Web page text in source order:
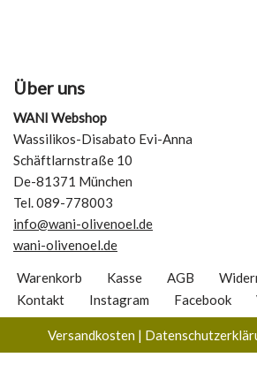
Über uns
WANI Webshop
Wassilikos-Disabato Evi-Anna
Schäftlarnstraße 10
De-81371 München
Tel. 089-778003
info@wani-olivenoel.de
wani-olivenoel.de
Warenkorb Kasse AGB
Kontakt
Instagram Facebook
Versandkosten|